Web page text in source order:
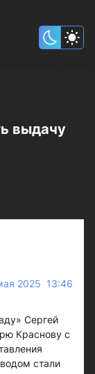
выдачу
2025 13:46
Сергей
Краснову с
стали